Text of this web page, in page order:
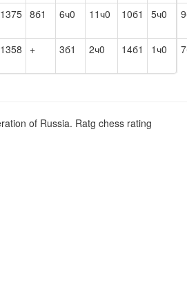
1375 8б1 6ч0 11ч0 10б1 5ч0
1358 + 3б1 2ч0 14б1 1ч0
of Russia. Ratg chess rating